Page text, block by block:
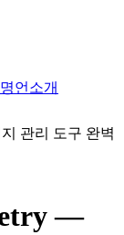
명언 소개
지 관리 도구 완벽
—